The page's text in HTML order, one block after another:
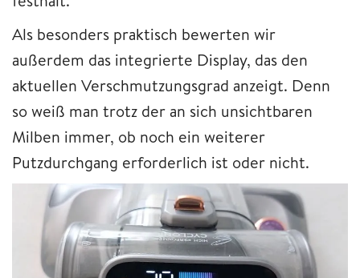
Als besonders praktisch bewerten wir
außerdem das integrierte Display, das den
aktuellen Verschmutzungsgrad anzeigt. Denn
so weiß man trotz der an sich unsichtbaren
Milben immer, ob noch ein weiterer
Putzdurchgang erforderlich ist oder nicht.